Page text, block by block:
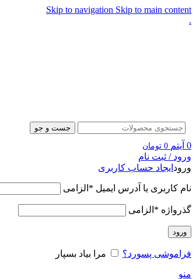
Skip to navigation Skip to main content
.
جست و جو
0 آیتم 0 تومان
ورود / ثبت نام
ورود ایجاد حساب کاربری
نام کاربری یا آدرس ایمیل * الزامی
گذرواژه * الزامی
ورود
فراموشی پسورد؟ مرا بیاد بسپار
منو